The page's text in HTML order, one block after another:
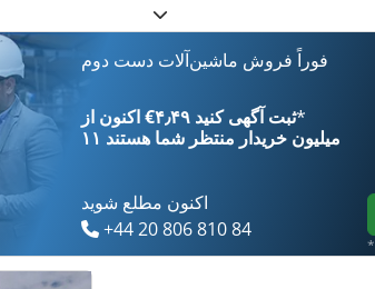
فوراً فروش ماشین‌آلات دست دوم
اکنون از ‎€۴٫۴۹ ثبت آگهی کنید*
۱۱ میلیون خریدار منتظر شما هستند
اکنون مطلع شوید
+44 20 806 810 84